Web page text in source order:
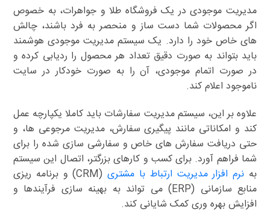
مدیریت موجودی در یک فروشگاه طلا و جواهرات، به خصوص
اگر محصولات شما دست ساز و منحصر به فرد باشند، چالش
های خاص خود را دارد. یک سیستم مدیریت موجودی هوشمند
باید بتواند به صورت دقیق تعداد هر محصول را ردیابی کرده و
در صورت اتمام موجودی، آن را به صورت خودکار در سایت
ناموجود اعلام کند.
علاوه بر این، سیستم مدیریت سفارشات باید کاملا یکپارچه عمل
کند و امکاناتی مانند پیگیری سفارش، مدیریت مرجوعی ها، و
حتی دریافت سفارش های خاص و سفارشی سازی شده را برای
شما فراهم آورد. برای کسب و کارهای بزرگتر، اتصال این سیستم
به نرم افزار مدیریت ارتباط با مشتری
(CRM) و برنامه ریزی
منابع سازمانی (ERP) می تواند به بهینه سازی فرآیندها و
افزایش بهره وری کمک شایانی کند.